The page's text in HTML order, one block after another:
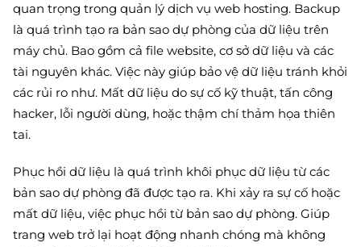
quan trọng trong quản lý dịch vụ web hosting. Backup
là quá trình tạo ra bản sao dự phòng của dữ liệu trên
máy chủ. Bao gồm cả file website, cơ sở dữ liệu và các
tài nguyên khác. Việc này giúp bảo vệ dữ liệu tránh khỏi
các rủi ro như. Mất dữ liệu do sự cố kỹ thuật, tấn công
hacker, lỗi người dùng, hoặc thậm chí thảm họa thiên
tai.
Phục hồi dữ liệu là quá trình khôi phục dữ liệu từ các
bản sao dự phòng đã được tạo ra. Khi xảy ra sự cố hoặc
mất dữ liệu, việc phục hồi từ bản sao dự phòng. Giúp
trang web trở lại hoạt động nhanh chóng mà không